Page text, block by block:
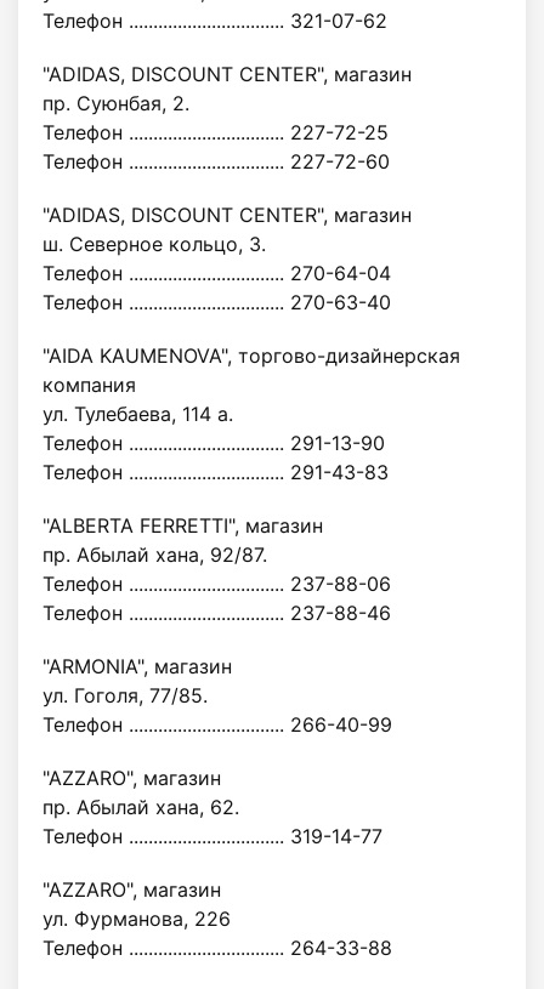
Телефон ................................ 321-07-62
"ADIDAS, DISCOUNT CENTER", магазин
пр. Суюнбая, 2.
Телефон ................................ 227-72-25
Телефон ................................ 227-72-60
"ADIDAS, DISCOUNT CENTER", магазин
ш. Северное кольцо, 3.
Телефон ................................ 270-64-04
Телефон ................................ 270-63-40
"AIDA KAUMENOVA", торгово-дизайнерская
компания
ул. Тулебаева, 114 а.
Телефон ................................ 291-13-90
Телефон ................................ 291-43-83
"ALBERTA FERRETTI", магазин
пр. Абылай хана, 92/87.
Телефон ................................ 237-88-06
Телефон ................................ 237-88-46
"ARMONIA", магазин
ул. Гоголя, 77/85.
Телефон ................................ 266-40-99
"AZZARO", магазин
пр. Абылай хана, 62.
Телефон ................................ 319-14-77
"AZZARO", магазин
ул. Фурманова, 226
Телефон ................................ 264-33-88